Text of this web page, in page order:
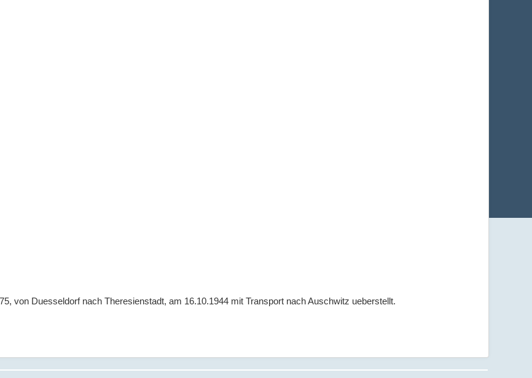
von Duesseldorf nach Theresienstadt, am 16.10.1944 mit Transport nach Auschwitz ueberstellt.